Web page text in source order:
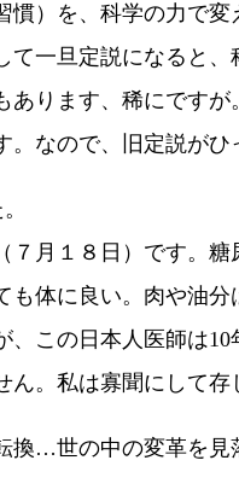
慣）を、科学の力で
て一旦定説になると
あります、稀にです
なので、旧定説が
７月１８日）です。
も体に良い。肉や油
、この日本人医師は
ん。私は寡聞にして存
換…世の中の変革を見